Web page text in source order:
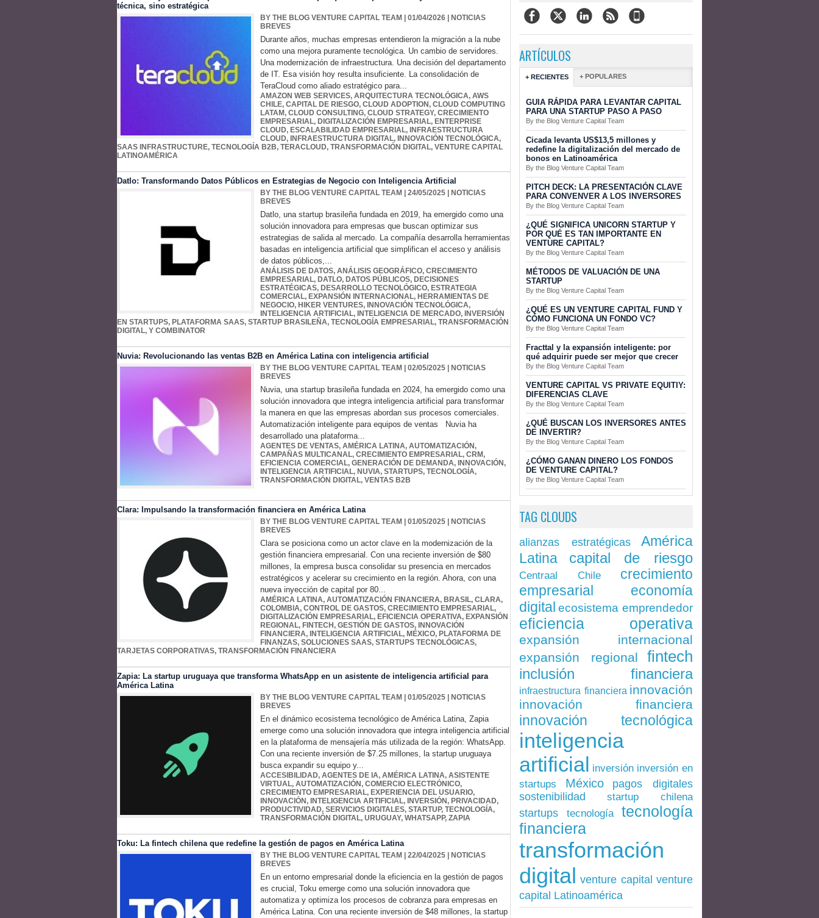
técnica, sino estratégica
BY THE BLOG VENTURE CAPITAL TEAM | 01/04/2026
NOTICIAS
BREVES
Durante años, muchas empresas entendieron la migración a la nube
como una mejora puramente tecnológica. Un cambio de servidores.
Una modernización de infraestructura. Una decisión del departamento
de IT. Esa visión hoy resulta insuficiente. La consolidación de
TeraCloud como aliado estratégico para...
AMAZON WEB SERVICES, ARQUITECTURA TECNOLÓGICA, AWS
CHILE, CAPITAL DE RIESGO, CLOUD ADOPTION, CLOUD COMPUTING
LATAM, CLOUD CONSULTING, CLOUD STRATEGY, CRECIMIENTO
EMPRESARIAL, DIGITALIZACIÓN EMPRESARIAL, ENTERPRISE
CLOUD, ESCALABILIDAD EMPRESARIAL, INFRAESTRUCTURA
CLOUD, INFRAESTRUCTURA DIGITAL, INNOVACIÓN TECNOLÓGICA,
SAAS INFRASTRUCTURE, TECNOLOGÍA B2B, TERACLOUD, TRANSFORMACIÓN DIGITAL, VENTURE CAPITAL
LATINOAMÉRICA
Datlo: Transformando Datos Públicos en Estrategias de Negocio con Inteligencia Artificial
BY THE BLOG VENTURE CAPITAL TEAM | 24/05/2025
NOTICIAS
BREVES
Datlo, una startup brasileña fundada en 2019, ha emergido como una
solución innovadora para empresas que buscan optimizar sus
estrategias de salida al mercado. La compañía desarrolla herramientas
basadas en inteligencia artificial que simplifican el acceso y análisis
de datos públicos,...
ANÁLISIS DE DATOS, ANÁLISIS GEOGRÁFICO, CRECIMIENTO
EMPRESARIAL, DATLO, DATOS PÚBLICOS, DECISIONES
ESTRATÉGICAS, DESARROLLO TECNOLÓGICO, ESTRATEGIA
COMERCIAL, EXPANSIÓN INTERNACIONAL, HERRAMIENTAS DE
NEGOCIO, HIKER VENTURES, INNOVACIÓN TECNOLÓGICA,
INTELIGENCIA ARTIFICIAL, INTELIGENCIA DE MERCADO, INVERSIÓN
EN STARTUPS, PLATAFORMA SAAS, STARTUP BRASILEÑA, TECNOLOGÍA EMPRESARIAL, TRANSFORMACIÓN
DIGITAL, Y COMBINATOR
Nuvia: Revolucionando las ventas B2B en América Latina con inteligencia artificial
BY THE BLOG VENTURE CAPITAL TEAM | 02/05/2025
NOTICIAS
BREVES
Nuvia, una startup brasileña fundada en 2024, ha emergido como una
solución innovadora que integra inteligencia artificial para transformar
la manera en que las empresas abordan sus procesos comerciales.
Automatización inteligente para equipos de ventas Nuvia ha
desarrollado una plataforma...
AGENTES DE VENTAS, AMÉRICA LATINA, AUTOMATIZACIÓN,
CAMPAÑAS MULTICANAL, CRECIMIENTO EMPRESARIAL, CRM,
EFICIENCIA COMERCIAL, GENERACIÓN DE DEMANDA, INNOVACIÓN,
INTELIGENCIA ARTIFICIAL, NUVIA, STARTUPS, TECNOLOGÍA,
TRANSFORMACIÓN DIGITAL, VENTAS B2B
Clara: Impulsando la transformación financiera en América Latina
BY THE BLOG VENTURE CAPITAL TEAM | 01/05/2025
NOTICIAS
BREVES
Clara se posiciona como un actor clave en la modernización de la
gestión financiera empresarial. Con una reciente inversión de $80
millones, la empresa busca consolidar su presencia en mercados
estratégicos y acelerar su crecimiento en la región. Ahora, con una
nueva inyección de capital por 80...
AMÉRICA LATINA, AUTOMATIZACIÓN FINANCIERA, BRASIL, CLARA,
COLOMBIA, CONTROL DE GASTOS, CRECIMIENTO EMPRESARIAL,
DIGITALIZACIÓN EMPRESARIAL, EFICIENCIA OPERATIVA, EXPANSIÓN
REGIONAL, FINTECH , GESTIÓN DE GASTOS, INNOVACIÓN
FINANCIERA, INTELIGENCIA ARTIFICIAL, MÉXICO, PLATAFORMA DE
FINANZAS, SOLUCIONES SAAS, STARTUPS TECNOLÓGICAS,
TARJETAS CORPORATIVAS, TRANSFORMACIÓN FINANCIERA
Zapia: La startup uruguaya que transforma WhatsApp en un asistente de inteligencia artificial para
América Latina
BY THE BLOG VENTURE CAPITAL TEAM | 01/05/2025
NOTICIAS
BREVES
En el dinámico ecosistema tecnológico de América Latina, Zapia
emerge como una solución innovadora que integra inteligencia artificial
en la plataforma de mensajería más utilizada de la región: WhatsApp.
Con una reciente inversión de $7.25 millones, la startup uruguaya
busca expandir su equipo y...
ACCESIBILIDAD, AGENTES DE IA, AMÉRICA LATINA, ASISTENTE
VIRTUAL, AUTOMATIZACIÓN, COMERCIO ELECTRÓNICO,
CRECIMIENTO EMPRESARIAL, EXPERIENCIA DEL USUARIO,
INNOVACIÓN, INTELIGENCIA ARTIFICIAL, INVERSIÓN, PRIVACIDAD,
PRODUCTIVIDAD, SERVICIOS DIGITALES, STARTUP, TECNOLOGÍA,
TRANSFORMACIÓN DIGITAL, URUGUAY, WHATSAPP, ZAPIA
Toku: La fintech chilena que redefine la gestión de pagos en América Latina
BY THE BLOG VENTURE CAPITAL TEAM | 22/04/2025
NOTICIAS
BREVES
En un entorno empresarial donde la eficiencia en la gestión de pagos
es crucial, Toku emerge como una solución innovadora que
automatiza y optimiza los procesos de cobranza para empresas en
América Latina. Con una reciente inversión de $48 millones, la startup
ARTÍCULOS
+ RECIENTES + POPULARES
GUIA RÁPIDA PARA LEVANTAR CAPITAL
PARA UNA STARTUP PASO A PASO
By the Blog Venture Capital Team
Cicada levanta US$13,5 millones y
redefine la digitalización del mercado de
bonos en Latinoamérica
By the Blog Venture Capital Team
PITCH DECK: LA PRESENTACIÓN CLAVE
PARA CONVENVER A LOS INVERSORES
By the Blog Venture Capital Team
¿QUÉ SIGNIFICA UNICORN STARTUP Y
POR QUÉ ES TAN IMPORTANTE EN
VENTURE CAPITAL?
By the Blog Venture Capital Team
MÉTODOS DE VALUACIÓN DE UNA
STARTUP
By the Blog Venture Capital Team
¿QUÉ ES UN VENTURE CAPITAL FUND Y
CÓMO FUNCIONA UN FONDO VC?
By the Blog Venture Capital Team
Fracttal y la expansión inteligente: por
qué adquirir puede ser mejor que crecer
By the Blog Venture Capital Team
VENTURE CAPITAL VS PRIVATE EQUITIY:
DIFERENCIAS CLAVE
By the Blog Venture Capital Team
¿QUÉ BUSCAN LOS INVERSORES ANTES
DE INVERTIR?
By the Blog Venture Capital Team
¿CÓMO GANAN DINERO LOS FONDOS
DE VENTURE CAPITAL?
By the Blog Venture Capital Team
TAG CLOUDS
alianzas estratégicas
América
Latina
capital de riesgo
Centraal Chile
crecimiento
empresarial
economía
digital ecosistema emprendedor
eficiencia operativa
expansión internacional
expansión regional
fintech
inclusión financiera
infraestructura financiera innovación
innovación financiera
innovación tecnológica
inteligencia
artificial inversión inversión en
startups
México pagos digitales
sostenibilidad startup chilena
startups tecnología
tecnología
financiera
transformación
digital venture capital venture
capital Latinoamérica